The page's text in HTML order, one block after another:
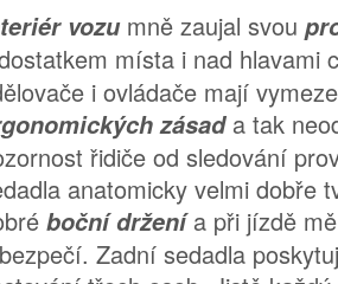
vozu mně zaujal svou
místa i nad hlavami
i ovládače mají
zásad a tak
řidiče od sledování
anatomicky velmi dobře
boční drženía při jízdě
Zadní sedadla